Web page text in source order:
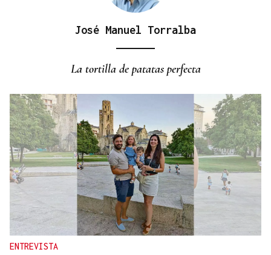
Campeonato de España de Ajedrez
José Manuel Torralba
La tortilla de patatas perfecta
ENTREVISTA